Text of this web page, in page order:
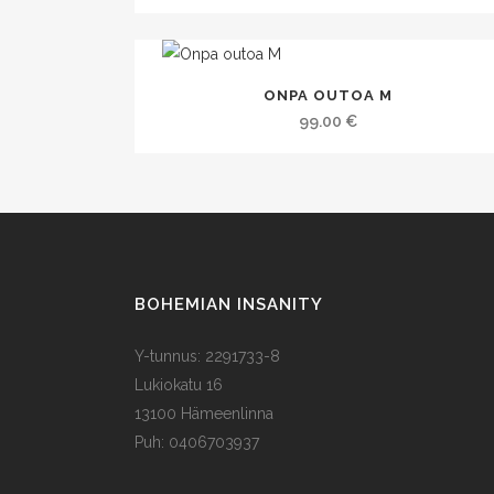
ONPA OUTOA M
99.00 €
BOHEMIAN INSANITY
Y-tunnus: 2291733-8
Lukiokatu 16
13100 Hämeenlinna
Puh: 0406703937